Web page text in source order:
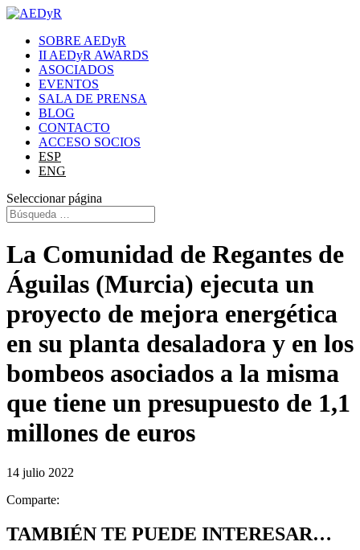
SOBRE AEDyR
II AEDyR AWARDS
ASOCIADOS
EVENTOS
SALA DE PRENSA
BLOG
CONTACTO
ACCESO SOCIOS
ESP
ENG
Seleccionar página
La Comunidad de Regantes de
Águilas (Murcia) ejecuta un
proyecto de mejora energética
en su planta desaladora y en los
bombeos asociados a la misma
que tiene un presupuesto de 1,1
millones de euros
14 julio 2022
Comparte:
TAMBIÉN TE PUEDE INTERESAR…